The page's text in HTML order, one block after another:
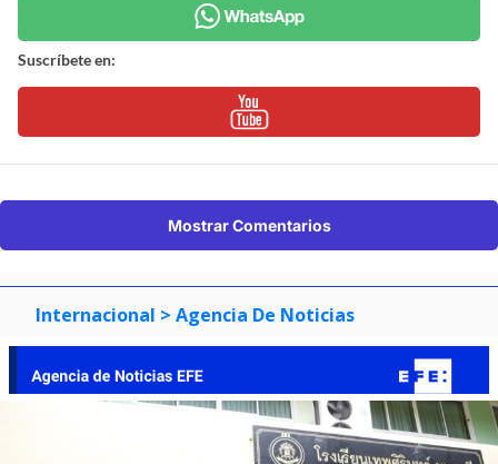
Suscríbete en:
Mostrar Comentarios
Internacional > Agencia De Noticias